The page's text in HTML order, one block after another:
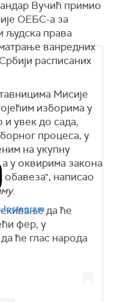
пријављен
регуларност
једина
која је за јасну
за чланство у
сарадње са
из тог разлога
саопштавају из
који брине о
на своје. Туђе
поручио је
Вучић примио
ОЕБС-a за
људска права
ванредних
расписаних
Мисије
изборима у
и увек до сада,
процеса, у
на укупну
у оквирима закона
написао
.
да ће
фер, у
ће глас народа
Instagram